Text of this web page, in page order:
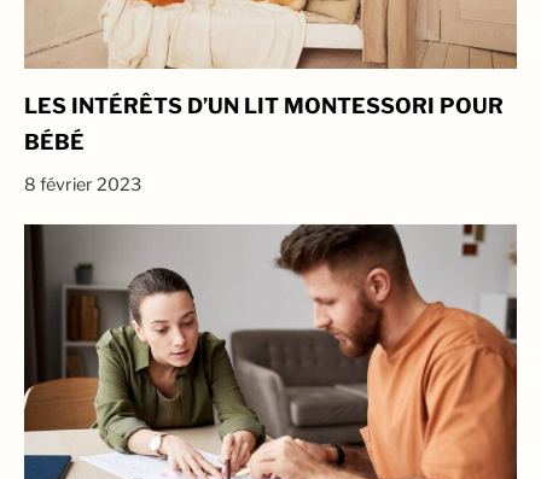
LES INTÉRÊTS D’UN LIT MONTESSORI POUR
BÉBÉ
8 février 2023